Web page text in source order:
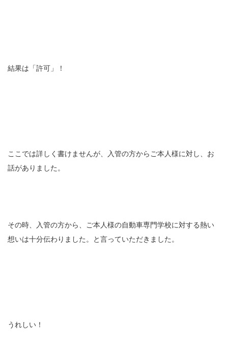
結果は「許可」！
ここでは詳しく書けませんが、入管の方からご本人様に対し、お
話がありました。
その時、入管の方から、ご本人様の自動車専門学校に対する熱い
想いは十分伝わりました。と言っていただきました。
うれしい！